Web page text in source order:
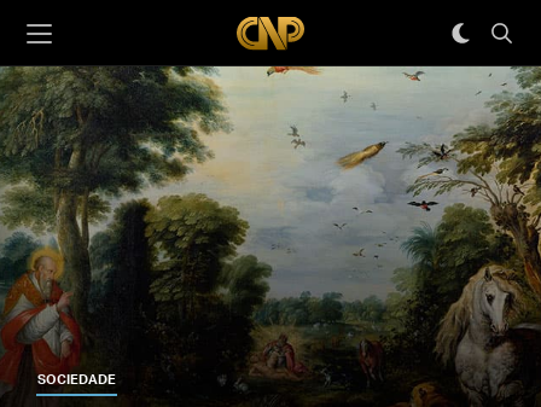
SOCIEDADE